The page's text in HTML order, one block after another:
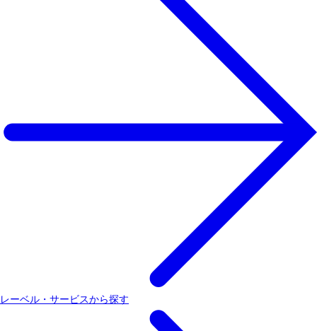
レーベル・サービスから探す